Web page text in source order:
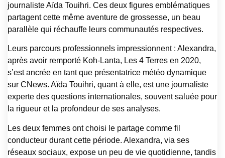
journaliste Aïda Touihri. Ces deux figures emblématiques
partagent cette même aventure de grossesse, un beau
parallèle qui réchauffe leurs communautés respectives.
Leurs parcours professionnels impressionnent : Alexandra,
après avoir remporté Koh-Lanta, Les 4 Terres en 2020,
s’est ancrée en tant que présentatrice météo dynamique
sur CNews. Aïda Touihri, quant à elle, est une journaliste
experte des questions internationales, souvent saluée pour
la rigueur et la profondeur de ses analyses.
Les deux femmes ont choisi le partage comme fil
conducteur durant cette période. Alexandra, via ses
réseaux sociaux, expose un peu de vie quotidienne, tandis